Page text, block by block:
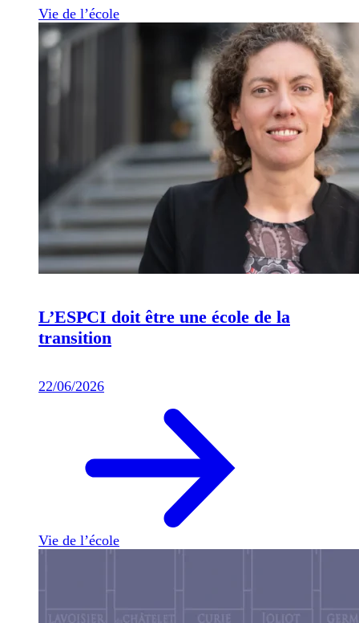
Vie de l’école
L’ESPCI doit être une école de la
transition
22/06/2026
Vie de l’école